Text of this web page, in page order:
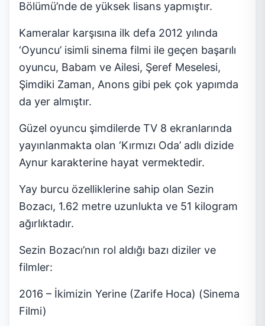
Bölümü’nde de yüksek lisans yapmıştır.
Kameralar karşısına ilk defa 2012 yılında
‘Oyuncu’ isimli sinema filmi ile geçen başarılı
oyuncu, Babam ve Ailesi, Şeref Meselesi,
Şimdiki Zaman, Anons gibi pek çok yapımda
da yer almıştır.
Güzel oyuncu şimdilerde TV 8 ekranlarında
yayınlanmakta olan ‘Kırmızı Oda’ adlı dizide
Aynur karakterine hayat vermektedir.
Yay burcu özelliklerine sahip olan Sezin
Bozacı, 1.62 metre uzunlukta ve 51 kilogram
ağırlıktadır.
Sezin Bozacı’nın rol aldığı bazı diziler ve
filmler:
2016 – İkimizin Yerine (Zarife Hoca) (Sinema
Filmi)